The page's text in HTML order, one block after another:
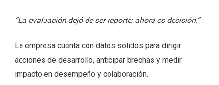
“La evaluación dejó de ser reporte: ahora es decisión.”
La empresa cuenta con datos sólidos para dirigir
acciones de desarrollo, anticipar brechas y medir
impacto en desempeño y colaboración.